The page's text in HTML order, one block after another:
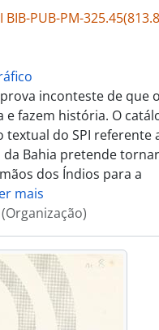
BIB-PUB-PM-
inconteste de que
e fazem história. O
textual do SPI referente
da Bahia pretende
dos Índios para a
mais